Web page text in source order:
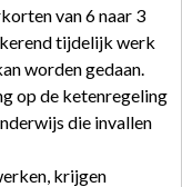
van 6 naar 3
tijdelijk werk
worden gedaan.
op de ketenregeling
die invallen
krijgen